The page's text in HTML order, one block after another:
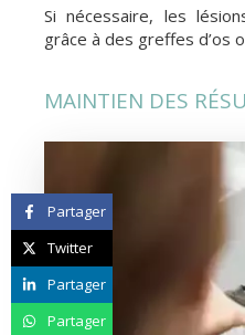
Si nécessaire, les
grâce à des greffes d’os
MAINTIEN DES
Partager
Twitter
Partager
Partager